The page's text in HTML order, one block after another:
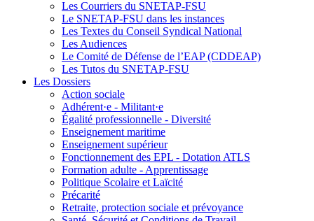
Les Courriers du SNETAP-FSU
Le SNETAP-FSU dans les instances
Les Textes du Conseil Syndical National
Les Audiences
Le Comité de Défense de l’EAP (CDDEAP)
Les Tutos du SNETAP-FSU
Les Dossiers
Action sociale
Adhérent·e - Militant·e
Égalité professionnelle - Diversité
Enseignement maritime
Enseignement supérieur
Fonctionnement des EPL - Dotation ATLS
Formation adulte - Apprentissage
Politique Scolaire et Laïcité
Précarité
Retraite, protection sociale et prévoyance